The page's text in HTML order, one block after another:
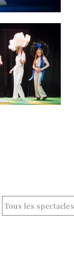
Tous les spectacles